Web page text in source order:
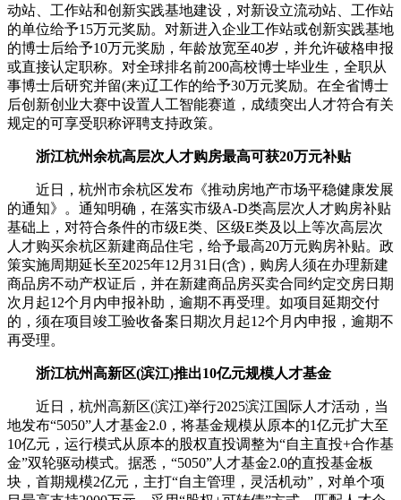
动站、工作站和创新实践基地建设，对新设立流动站、工作站
的单位给予15万元奖励。对新进入企业工作站或创新实践基地
的博士后给予10万元奖励，年龄放宽至40岁，并允许破格申报
或直接认定职称。对全球排名前200高校博士毕业生，全职从
事博士后研究并留(来)辽工作的给予30万元奖励。在全省博士
后创新创业大赛中设置人工智能赛道，成绩突出人才符合有关
规定的可享受职称评聘支持政策。
浙江杭州余杭高层次人才购房最高可获20万元补贴
近日，杭州市余杭区发布《推动房地产市场平稳健康发展
的通知》。通知明确，在落实市级A-D类高层次人才购房补贴
基础上，对符合条件的市级E类、区级E类及以上等次高层次
人才购买余杭区新建商品住宅，给予最高20万元购房补贴。政
策实施周期延长至2025年12月31日(含)，购房人须在办理新建
商品房不动产权证后，并在新建商品房买卖合同约定交房日期
次月起12个月内申报补助，逾期不再受理。如项目延期交付
的，须在项目竣工验收备案日期次月起12个月内申报，逾期不
再受理。
浙江杭州高新区(滨江)推出10亿元规模人才基金
近日，杭州高新区(滨江)举行2025滨江国际人才活动，当
地发布“5050”人才基金2.0，将基金规模从原本的1亿元扩大至
10亿元，运行模式从原本的股权直投调整为“自主直投+合作基
金”双轮驱动模式。据悉，“5050”人才基金2.0的直投基金板
块，首期规模2亿元，主打“自主管理，灵活机动”，对单个项